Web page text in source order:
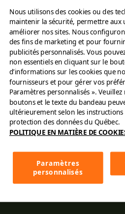
À propos
Trouver un restaurant
Commandez en ligne
Carrières
Contactez-nous
Franchise
Cartes
Menu
Nous utilisons des cookies ou des
maintenir la sécurité, permettre aux
améliorer nos sites. Nous
des fins de marketing et pour
publicités personnalisés. Vous
non essentiels en cliquant sur le
d’informations sur les cookies que
fournisseurs et pour gérer vos
Paramètres personnalisés ».
boutons et le texte du bandeau
ultérieurement selon les
protection des données du Québec.
POLITIQUE EN MATIÈRE DE
Paramètres
personnalisés